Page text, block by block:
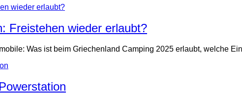
Freistehen wieder erlaubt?
Was ist beim Griechenland Camping 2025 erlaubt, welche